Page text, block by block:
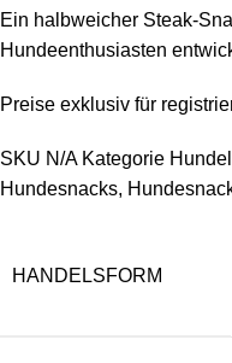
Ein halbweicher Steak-
Hundeenthusiasten
Preise exklusiv für
SKU N/A Kategorie
Hundesnacks,
HANDELSFORM